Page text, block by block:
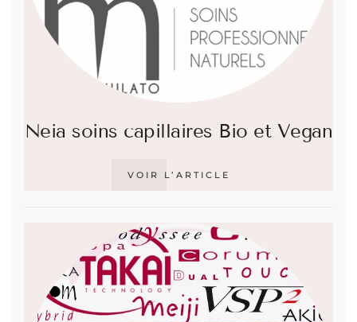
Neia soins capillaires Bio et Vegan
VOIR L’ARTICLE